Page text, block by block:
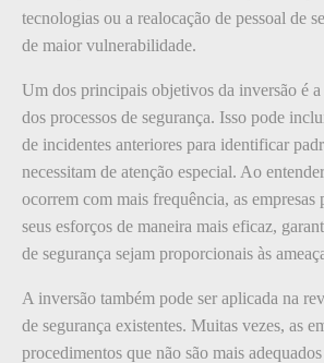
tecnologias ou a realocação de pessoal de
de maior vulnerabilidade.
Um dos principais objetivos da inversão é
dos processos de segurança. Isso pode
de incidentes anteriores para identificar
necessitam de atenção especial. Ao
ocorrem com mais frequência, as empresas
seus esforços de maneira mais eficaz,
de segurança sejam proporcionais às
A inversão também pode ser aplicada na
de segurança existentes. Muitas vezes, as
procedimentos que não são mais adequados